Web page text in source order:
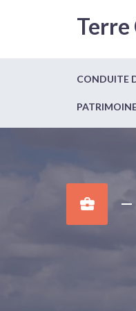
Terre
CONDUITE
business_center